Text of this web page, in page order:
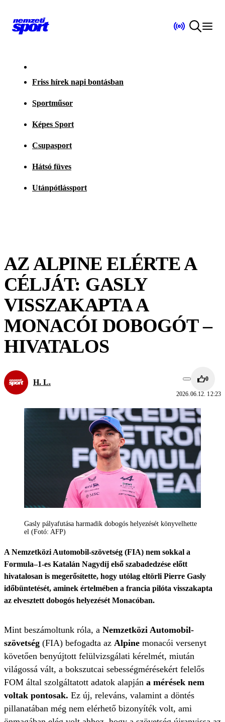
Friss hírek napi bontásban
Sportműsor
Képes Sport
Csupasport
Hátsó füves
Utánpótlássport
AZ ALPINE ELÉRTE A
CÉLJÁT: GASLY
VISSZAKAPTA A
MONACÓI DOBOGÓT –
HIVATALOS
H. L. 0
2026.06.12. 12:23
Gasly pályafutása harmadik dobogós helyezését könyvelhette
el (Fotó: AFP)
A Nemzetközi Automobil-szövetség (FIA) nem sokkal a
Formula–1-es Katalán Nagydíj első szabadedzése előtt
hivatalosan is megerősítette, hogy utólag eltörli Pierre Gasly
időbüntetését, aminek értelmében a francia pilóta visszakapta
az elvesztett dobogós helyezését Monacóban.
Mint beszámoltunk róla, a Nemzetközi Automobil-
szövetség (FIA) befogadta az Alpine monacói versenyt
követően benyújtott felülvizsgálati kérelmét, miután
világossá vált, a bokszutcai sebességmérésekért felelős
FOM által szolgáltatott adatok alapján a mérések nem
voltak pontosak. Ez új, releváns, valamint a döntés
pillanatában még nem elérhető bizonyíték volt, ami